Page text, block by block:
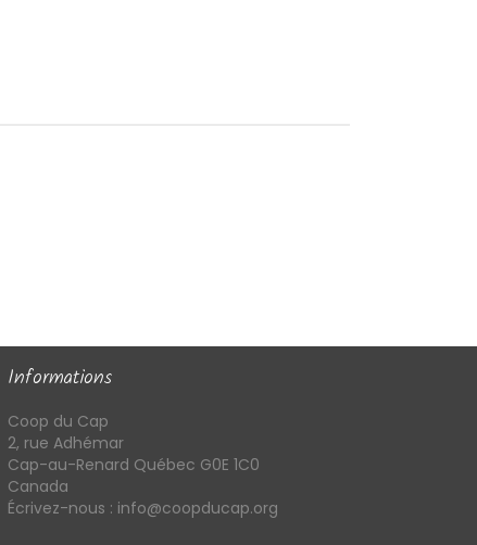
Informations
Coop du Cap
2, rue Adhémar
Cap-au-Renard Québec G0E 1C0
Canada
Écrivez-nous : info@coopducap.org